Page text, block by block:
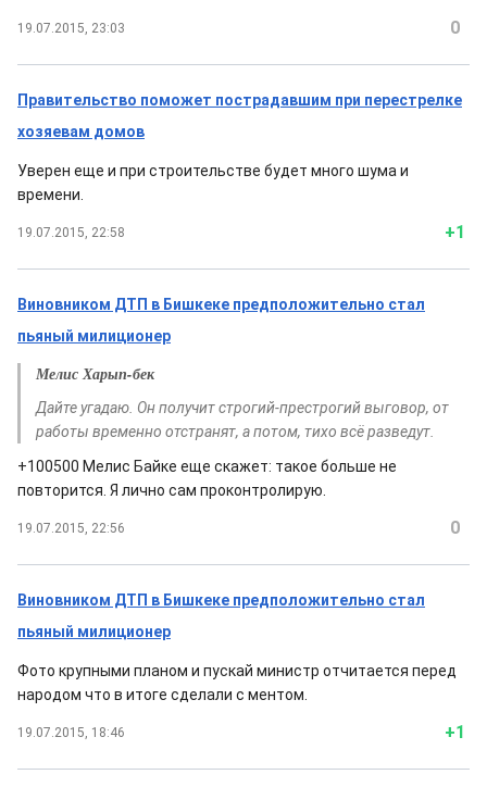
19.07.2015, 23:03 0
Правительство поможет пострадавшим при перестрелке
хозяевам домов
Уверен еще и при строительстве будет много шума и
времени.
19.07.2015, 22:58 +1
Виновником ДТП в Бишкеке предположительно стал
пьяный милиционер
Мелис Харып-бек
Дайте угадаю. Он получит строгий-престрогий выговор, от
работы временно отстранят, а потом, тихо всё разведут.
+100500 Мелис Байке еще скажет: такое больше не
повторится. Я лично сам проконтролирую.
19.07.2015, 22:56 0
Виновником ДТП в Бишкеке предположительно стал
пьяный милиционер
Фото крупными планом и пускай министр отчитается перед
народом что в итоге сделали с ментом.
19.07.2015, 18:46 +1